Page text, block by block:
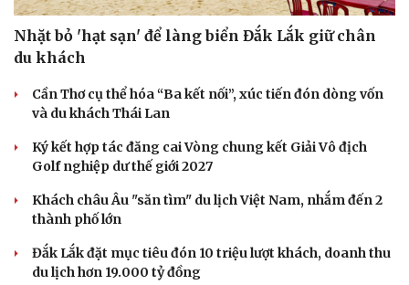
Văn hóa
Văn học
Âm nhạc
Di sản
Thời trang
Nhặt bỏ 'hạt sạn' để làng biển Đắk Lắk giữ chân
du khách
Cần Thơ cụ thể hóa “Ba kết nối”, xúc tiến đón dòng vốn
và du khách Thái Lan
Ký kết hợp tác đăng cai Vòng chung kết Giải Vô địch
Golf nghiệp dư thế giới 2027
Khách châu Âu "săn tìm" du lịch Việt Nam, nhắm đến 2
thành phố lớn
Đắk Lắk đặt mục tiêu đón 10 triệu lượt khách, doanh thu
du lịch hơn 19.000 tỷ đồng